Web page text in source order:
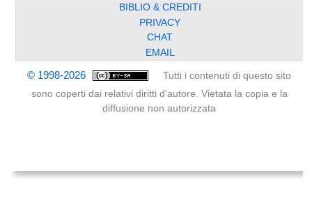
BIBLIO & CREDITI
PRIVACY
CHAT
EMAIL
© 1998-2026
Tutti i contenuti di questo sito
sono coperti dai relativi diritti d'autore. Vietata la copia e la
diffusione non autorizzata